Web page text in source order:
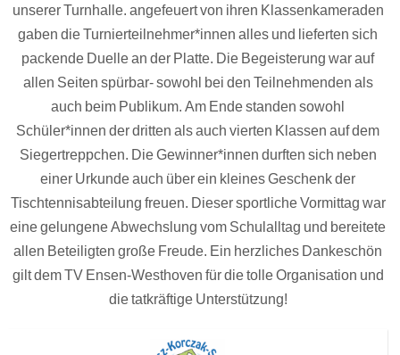
unserer Turnhalle. angefeuert von ihren Klassenkameraden
gaben die Turnierteilnehmer*innen alles und lieferten sich
packende Duelle an der Platte. Die Begeisterung war auf
allen Seiten spürbar- sowohl bei den Teilnehmenden als
auch beim Publikum. Am Ende standen sowohl
Schüler*innen der dritten als auch vierten Klassen auf dem
Siegertreppchen. Die Gewinner*innen durften sich neben
einer Urkunde auch über ein kleines Geschenk der
Tischtennisabteilung freuen. Dieser sportliche Vormittag war
eine gelungene Abwechslung vom Schulalltag und bereitete
allen Beteiligten große Freude. Ein herzliches Dankeschön
gilt dem TV Ensen-Westhoven für die tolle Organisation und
die tatkräftige Unterstützung!